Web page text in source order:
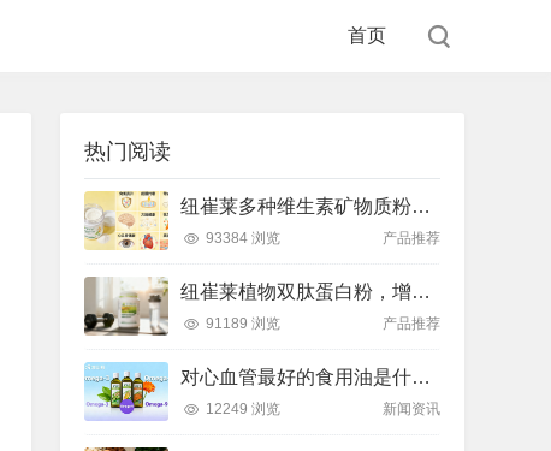
首页
热门阅读
纽崔莱多种维生素矿物质粉，小金粉守护全天健康活力
93384 浏览 产品推荐
纽崔莱植物双肽蛋白粉，增肌补充蛋白质好帮手
91189 浏览 产品推荐
对心血管最好的食用油是什么油？推荐吃这款安利油品
12249 浏览 新闻资讯